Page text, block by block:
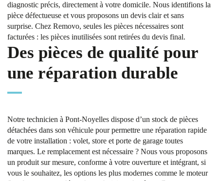
diagnostic précis, directement à votre domicile. Nous identifions la
pièce défectueuse et vous proposons un devis clair et sans
surprise. Chez Removo, seules les pièces nécessaires sont
facturées : les pièces inutilisées sont retirées du devis final.
Des pièces de qualité pour
une réparation durable
Notre technicien à Pont-Noyelles dispose d’un stock de pièces
détachées dans son véhicule pour permettre une réparation rapide
de votre installation : volet, store et porte de garage toutes
marques. Le remplacement est nécessaire ? Nous vous proposons
un produit sur mesure, conforme à votre ouverture et intégrant, si
vous le souhaitez, les options les plus modernes comme le moteur